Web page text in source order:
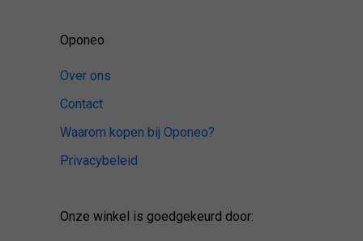
Oponeo
Over ons
Contact
Waarom kopen bij Oponeo?
Privacybeleid
Onze winkel is goedgekeurd door: